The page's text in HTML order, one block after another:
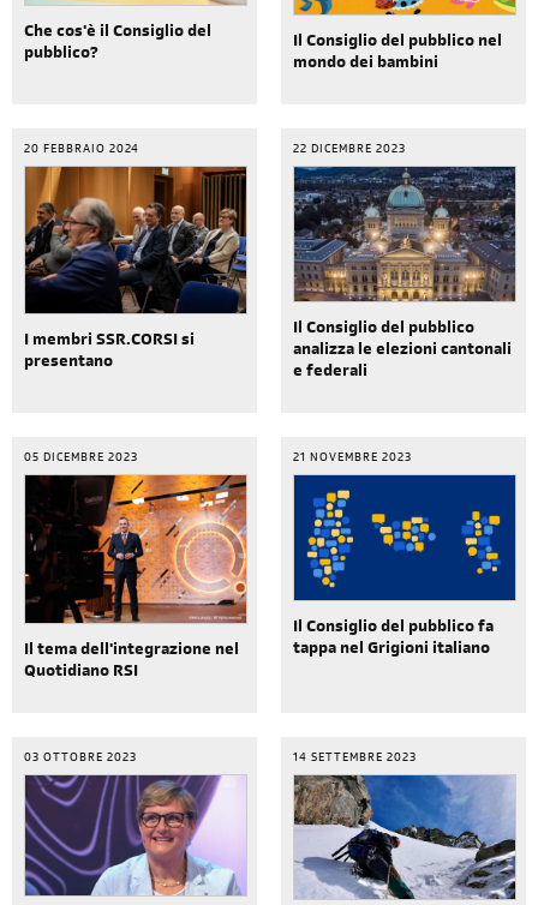
Che cos'è il Consiglio del
pubblico?
Il Consiglio del pubblico nel
mondo dei bambini
20 FEBBRAIO 2024
I membri SSR.CORSI si
presentano
22 DICEMBRE 2023
Il Consiglio del pubblico
analizza le elezioni cantonali
e federali
05 DICEMBRE 2023
Il tema dell'integrazione nel
Quotidiano RSI
21 NOVEMBRE 2023
Il Consiglio del pubblico fa
tappa nel Grigioni italiano
03 OTTOBRE 2023 14 SETTEMBRE 2023